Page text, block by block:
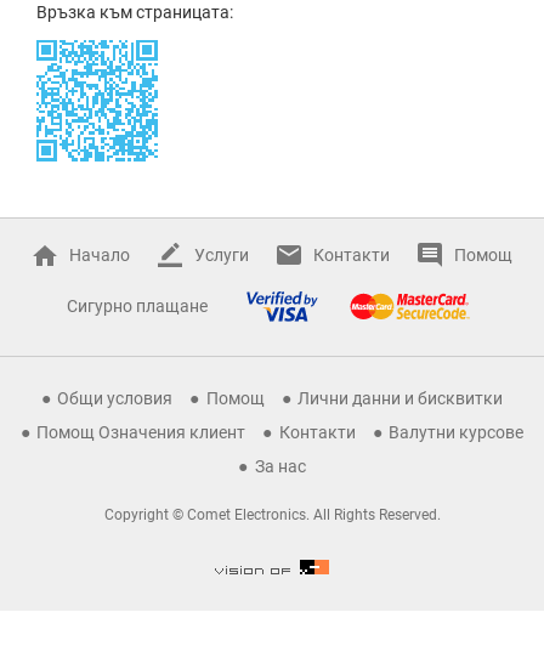
Връзка към страницата:
Начало Услуги Контакти Помощ
Сигурно плащане
Общи условия Помощ
Лични данни и бисквитки
Помощ Означения клиент
Контакти
Валутни курсове
За нас
Copyright © Comet Electronics. All Rights Reserved.